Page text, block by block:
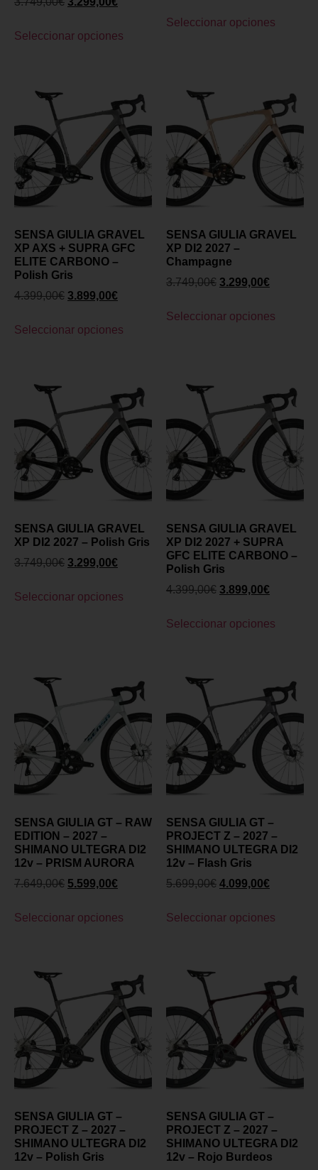
Seleccionar opciones
Seleccionar opciones
SENSA GIULIA GRAVEL
XP AXS + SUPRA GFC
ELITE CARBONO –
Polish Gris
4.399,00€ 3.899,00€
Seleccionar opciones
SENSA GIULIA GRAVEL
XP DI2 2027 –
Champagne
3.749,00€ 3.299,00€
Seleccionar opciones
SENSA GIULIA GRAVEL
XP DI2 2027 – Polish Gris
3.749,00€ 3.299,00€
Seleccionar opciones
SENSA GIULIA GRAVEL
XP DI2 2027 + SUPRA
GFC ELITE CARBONO –
Polish Gris
4.399,00€ 3.899,00€
Seleccionar opciones
SENSA GIULIA GT – RAW
EDITION – 2027 –
SHIMANO ULTEGRA DI2
12v – PRISM AURORA
7.649,00€ 5.599,00€
Seleccionar opciones
SENSA GIULIA GT –
PROJECT Z – 2027 –
SHIMANO ULTEGRA DI2
12v – Flash Gris
5.699,00€ 4.099,00€
Seleccionar opciones
SENSA GIULIA GT –
PROJECT Z – 2027 –
SHIMANO ULTEGRA DI2
12v – Polish Gris
SENSA GIULIA GT –
PROJECT Z – 2027 –
SHIMANO ULTEGRA DI2
12v – Rojo Burdeos